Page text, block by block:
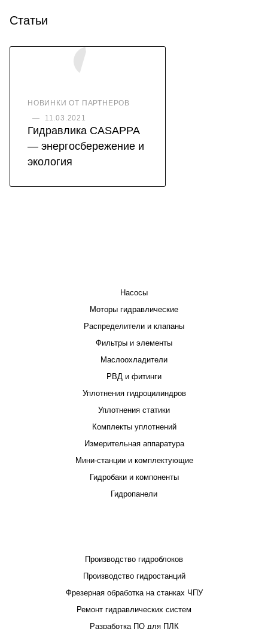
Статьи
НОВИНКИ ОТ ПАРТНЕРОВ
—
11.03.2021
Гидравлика CASAPPA
— энергосбережение и
экология
Насосы
Моторы гидравлические
Распределители и клапаны
Фильтры и элементы
Маслоохладители
РВД и фитинги
Уплотнения гидроцилиндров
Уплотнения статики
Комплекты уплотнений
Измерительная аппаратура
Мини-станции и комплектующие
Гидробаки и компоненты
Гидропанели
Производство гидроблоков
Производство гидростанций
Фрезерная обработка на станках ЧПУ
Ремонт гидравлических систем
Разработка ПО для ПЛК